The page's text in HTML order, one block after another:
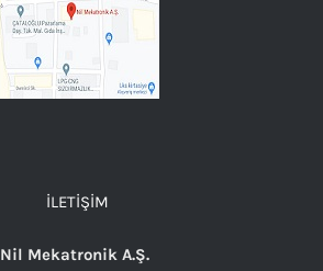
İLETIŞIM
Nil Mekatronik A.Ş.